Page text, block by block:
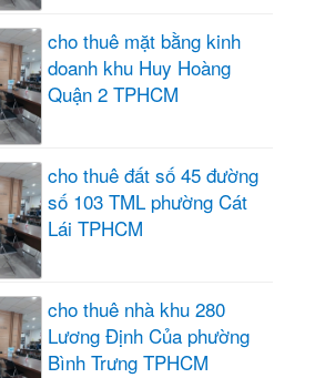
cho thuê mặt bằng kinh
doanh khu Huy Hoàng
Quận 2 TPHCM
cho thuê đất số 45 đường
số 103 TML phường Cát
Lái TPHCM
cho thuê nhà khu 280
Lương Định Của phường
Bình Trưng TPHCM